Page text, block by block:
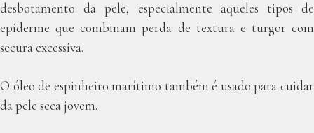
desbotamento da pele, especialmente aqueles tipos de
epiderme que combinam perda de textura e turgor com
secura excessiva.
O óleo de espinheiro marítimo também é usado para cuidar
da pele seca jovem.